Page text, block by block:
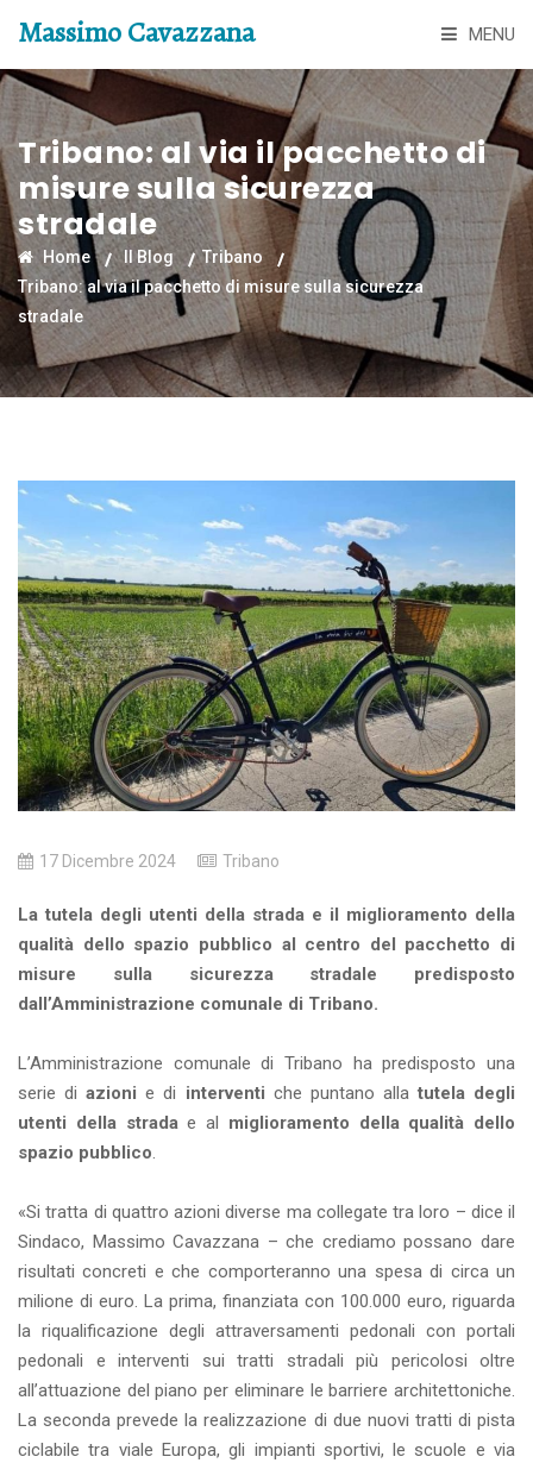
Massimo Cavazzana MENU
Tribano: al via il pacchetto di
misure sulla sicurezza
stradale
Home Il Blog
Tribano
Tribano: al via il pacchetto di misure sulla sicurezza
stradale
17 Dicembre 2024 Tribano
La tutela degli utenti della strada e il miglioramento della
qualità dello spazio pubblico al centro del pacchetto di
misure sulla sicurezza stradale predisposto
dall’Amministrazione comunale di Tribano.
L’Amministrazione comunale di Tribano ha predisposto una
serie diazioni e di interventi che puntano alla tutela degli
utenti della stradae al miglioramento della qualità dello
spazio pubblico.
«Si tratta di quattro azioni diverse ma collegate tra loro – dice il
Sindaco, Massimo Cavazzana – che crediamo possano dare
risultati concreti e che comporteranno una spesa di circa un
milione di euro. La prima, finanziata con 100.000 euro, riguarda
la riqualificazione degli attraversamenti pedonali con portali
pedonali e interventi sui tratti stradali più pericolosi oltre
all’attuazione del piano per eliminare le barriere architettoniche.
La seconda prevede la realizzazione di due nuovi tratti di pista
ciclabile tra viale Europa, gli impianti sportivi, le scuole e via